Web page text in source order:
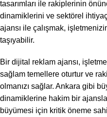
tasarımları ile rakiplerinin
dinamiklerini ve sektörel
ajansı ile çalışmak,
taşıyabilir.
Bir dijital reklam ajansı,
sağlam temellere oturtur ve
olmanızı sağlar. Ankara gibi
dinamiklerine hakim bir
büyümesi için kritik öneme